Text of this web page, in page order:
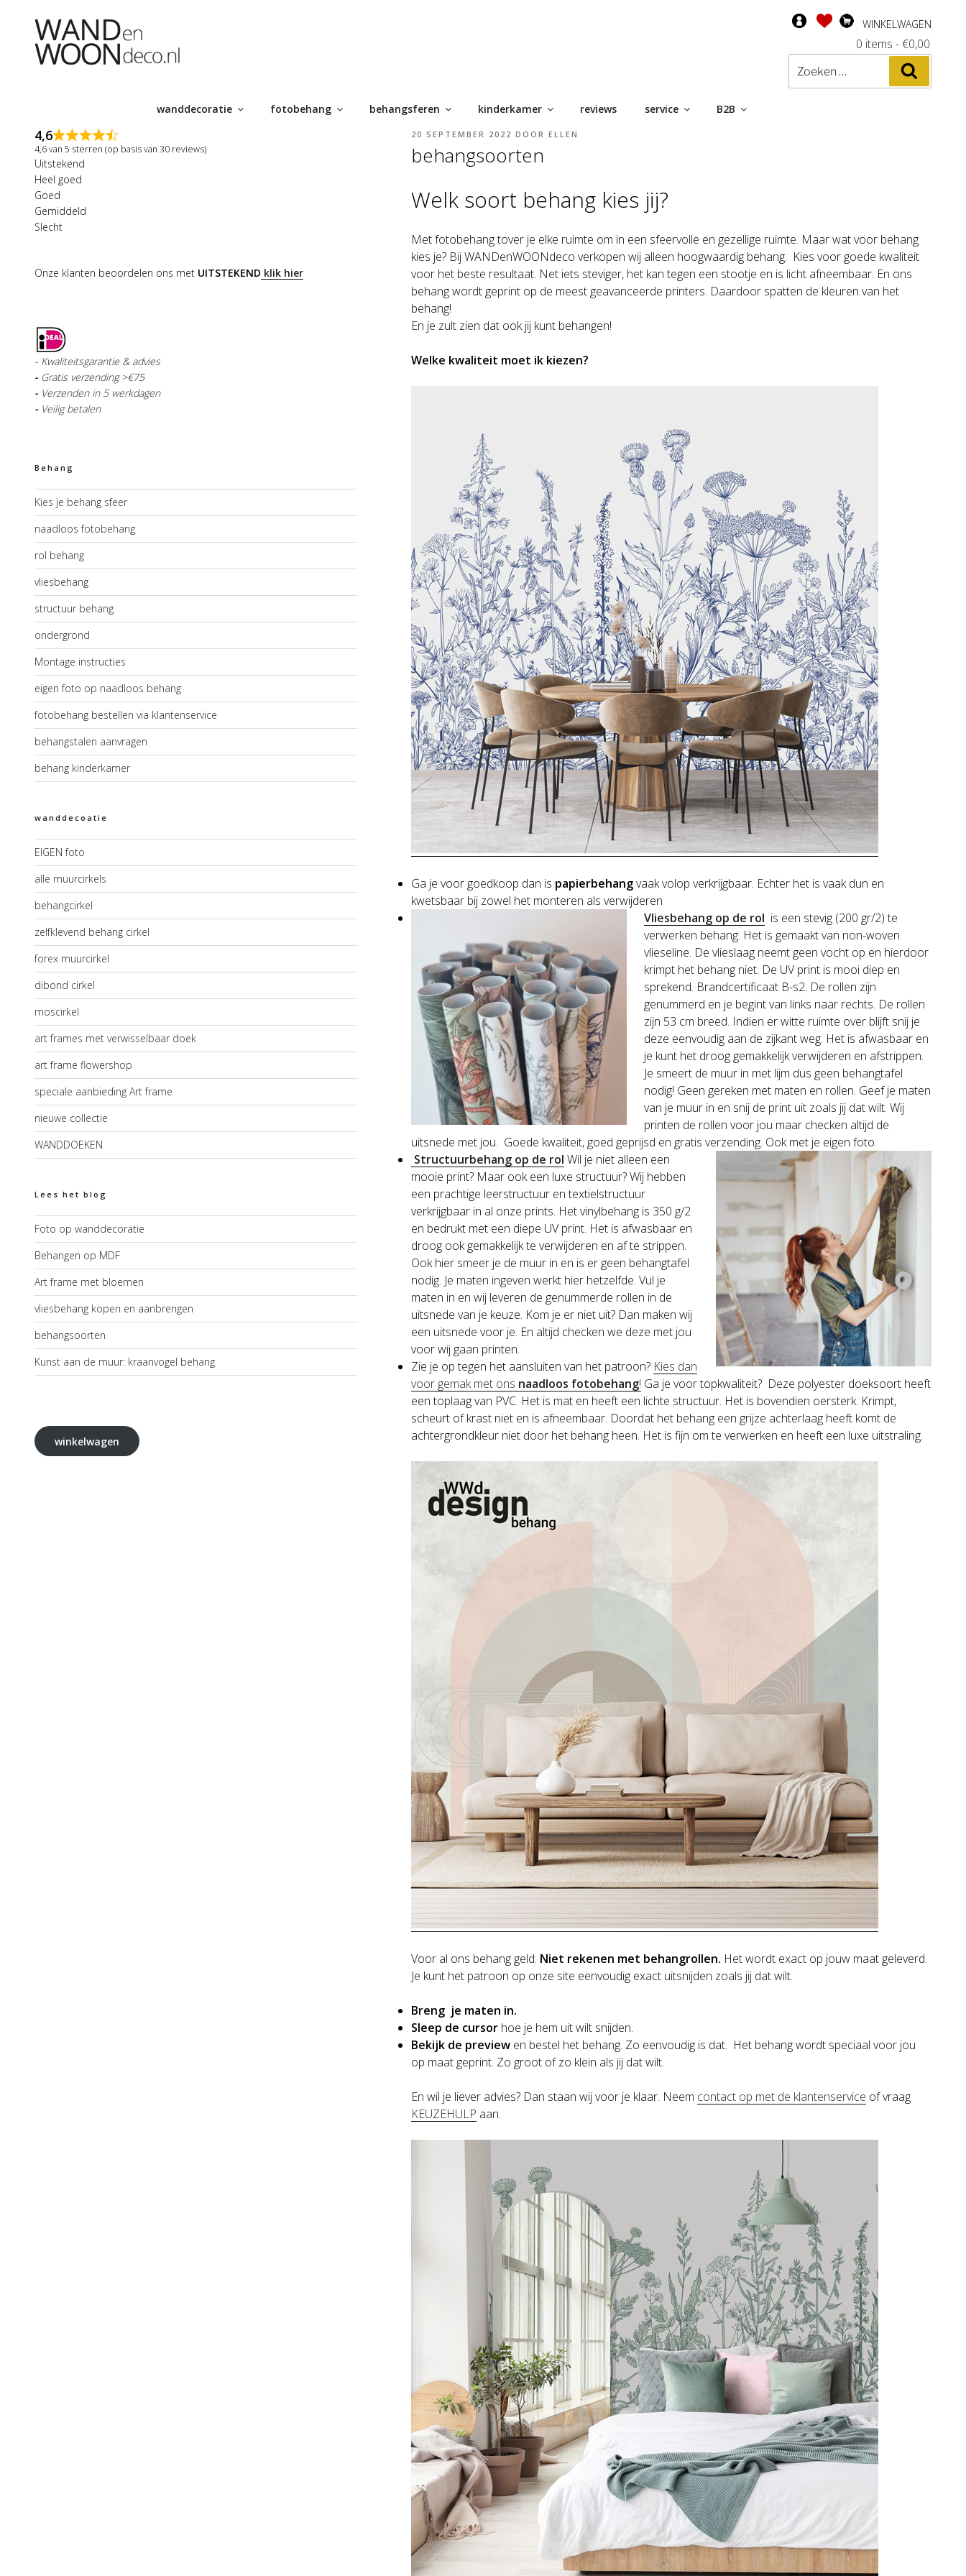
WINKELWAGEN
-€0,00
0 items
Zoeken
naar:
wanddecoratie fotobehang behangsferen kinderkamer reviews service B2B
GEPLAATST
20 SEPTEMBER 2022 DOORELLEN
behangsoorten
Welk soort behang kies jij?
Met fotobehang tover je elke ruimte om in een sfeervolle en gezellige ruimte. Maar wat voor behang
kies je? Bij WANDenWOONdeco verkopen wij alleen hoogwaardig behang. Kies voor goede kwaliteit
voor het beste resultaat. Net iets steviger, het kan tegen een stootje en is licht afneembaar. En ons
behang wordt geprint op de meest geavanceerde printers. Daardoor spatten de kleuren van het
behang!
En je zult zien dat ook jij kunt behangen!
Welke kwaliteit moet ik kiezen?
Ga je voor goedkoop dan is papierbehangvaak volop verkrijgbaar. Echter het is vaak dun en
kwetsbaar bij zowel het monteren als verwijderen
Vliesbehang op de rol is een stevig (200 gr/2) te
verwerken behang. Het is gemaakt van non-woven
vlieseline. De vlieslaag neemt geen vocht op en hierdoor
krimpt het behang niet. De UV print is mooi diep en
sprekend. Brandcertificaat B-s2. De rollen zijn
genummerd en je begint van links naar rechts. De rollen
zijn 53 cm breed. Indien er witte ruimte over blijft snij je
deze eenvoudig aan de zijkant weg. Het is afwasbaar en
je kunt het droog gemakkelijk verwijderen en afstrippen.
Je smeert de muur in met lijm dus geen behangtafel
nodig! Geen gereken met maten en rollen. Geef je maten
van je muur in en snij de print uit zoals jij dat wilt. Wij
printen de rollen voor jou maar checken altijd de
uitsnede met jou. Goede kwaliteit, goed geprijsd en gratis verzending. Ook met je eigen foto.
Structuurbehang op de rol Wil je niet alleen een
mooie print? Maar ook een luxe structuur? Wij hebben
een prachtige leerstructuur en textielstructuur
verkrijgbaar in al onze prints. Het vinylbehang is 350 g/2
en bedrukt met een diepe UV print. Het is afwasbaar en
droog ook gemakkelijk te verwijderen en af te strippen.
Ook hier smeer je de muur in en is er geen behangtafel
nodig. Je maten ingeven werkt hier hetzelfde. Vul je
maten in en wij leveren de genummerde rollen in de
uitsnede van je keuze. Kom je er niet uit? Dan maken wij
een uitsnede voor je. En altijd checken we deze met jou
voor wij gaan printen.
Zie je op tegen het aansluiten van het patroon? Kies dan
voor gemak met ons naadloos fotobehang! Ga je voor topkwaliteit? Deze polyester doeksoort heeft
een toplaag van PVC. Het is mat en heeft een lichte structuur. Het is bovendien oersterk. Krimpt,
scheurt of krast niet en is afneembaar. Doordat het behang een grijze achterlaag heeft komt de
achtergrondkleur niet door het behang heen. Het is fijn om te verwerken en heeft een luxe uitstraling.
Voor al ons behang geld: Niet rekenen met behangrollen. Het wordt exact op jouw maat geleverd.
Je kunt het patroon op onze site eenvoudig exact uitsnijden zoals jij dat wilt.
Breng je maten in.
Sleep de cursor hoe je hem uit wilt snijden.
Bekijk de preview en bestel het behang. Zo eenvoudig is dat. Het behang wordt speciaal voor jou
op maat geprint. Zo groot of zo klein als jij dat wilt.
En wil je liever advies? Dan staan wij voor je klaar. Neem contact op met de klantenservice of vraag
KEUZEHULP aan.
4,6
4,6 van 5 sterren (op basis van 30 reviews)
Uitstekend
Heel goed
Goed
Gemiddeld
Slecht
Onze klanten beoordelen ons met UITSTEKEND klik hier
- Kwaliteitsgarantie & advies
- Gratis verzending >€75
- Verzenden in 5 werkdagen
- Veilig betalen
Behang
Kies je behang sfeer
naadloos fotobehang
rol behang
vliesbehang
structuur behang
ondergrond
Montage instructies
eigen foto op naadloos behang
fotobehang bestellen via klantenservice
behangstalen aanvragen
behang kinderkamer
wanddecoatie
EIGEN foto
alle muurcirkels
behangcirkel
zelfklevend behang cirkel
forex muurcirkel
dibond cirkel
moscirkel
art frames met verwisselbaar doek
art frame flowershop
speciale aanbieding Art frame
nieuwe collectie
WANDDOEKEN
Lees het blog
Foto op wanddecoratie
Behangen op MDF
Art frame met bloemen
vliesbehang kopen en aanbrengen
behangsoorten
Kunst aan de muur: kraanvogel behang
winkelwagen